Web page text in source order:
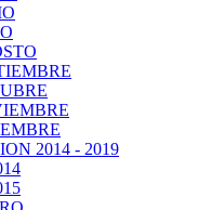
2014 - 2019